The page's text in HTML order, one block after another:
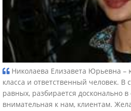
Николаева Елизавета Юрьевна –
класса и ответственный человек. В
равных, разбирается досконально
внимательная к нам, клиентам.